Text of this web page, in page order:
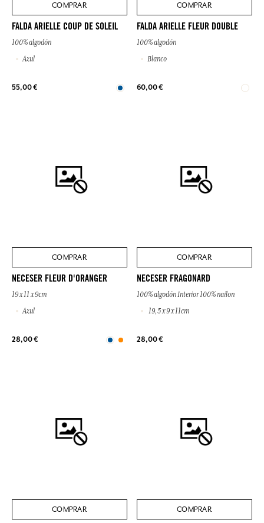
COMPRAR
FALDA ARIELLE COUP DE SOLEIL
100% algodón
Azul
55,00 €
COMPRAR
FALDA ARIELLE FLEUR DOUBLE
100% algodón
Blanco
60,00 €
COMPRAR
NECESER FLEUR D'ORANGER
19 x 11 x 9cm
Azul
28,00 €
COMPRAR
NECESER FRAGONARD
100% algodón Interior 100% nailon
19,5 x 9 x 11cm
28,00 €
COMPRAR COMPRAR